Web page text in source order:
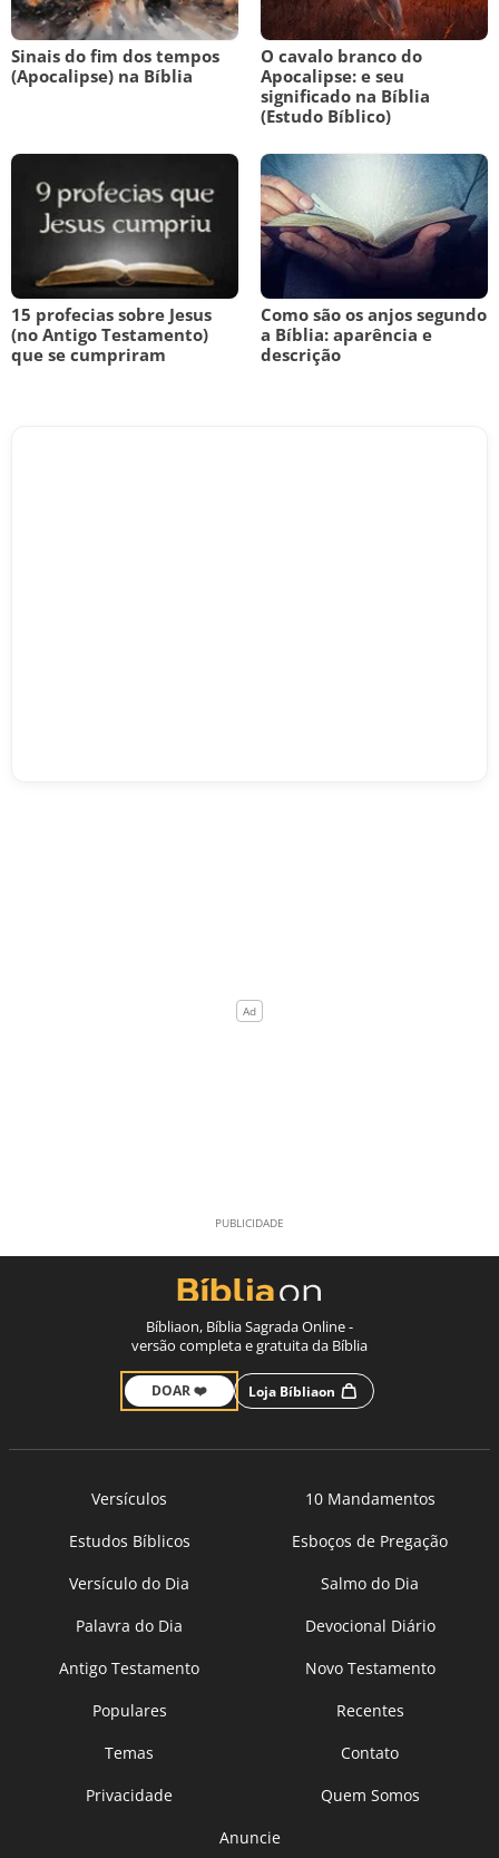
Sinais do fim dos tempos
(Apocalipse) na Bíblia
O cavalo branco do
Apocalipse: e seu
significado na Bíblia
(Estudo Bíblico)
15 profecias sobre Jesus
(no Antigo Testamento)
que se cumpriram
Como são os anjos segundo
a Bíblia: aparência e
descrição
Bíbliaon, Bíblia Sagrada Online -
versão completa e gratuita da Bíblia
DOAR ❤️ Loja Bíbliaon
Versículos
10 Mandamentos
Estudos Bíblicos
Esboços de Pregação
Versículo do Dia
Salmo do Dia
Palavra do Dia
Devocional Diário
Antigo Testamento
Novo Testamento
Populares
Recentes
Temas
Contato
Privacidade
Quem Somos
Anuncie